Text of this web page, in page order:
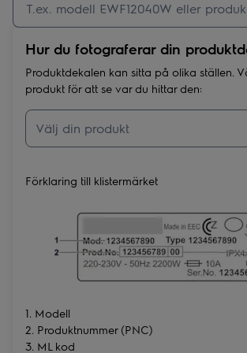
Hur du fotograferar din
Produktdekalen kan sitta på olika ställen.
produkt för att se var du hittar den:
Förklaring till klistermärket
1. Modell
2. Produktnummer (PNC)
3. ML kod